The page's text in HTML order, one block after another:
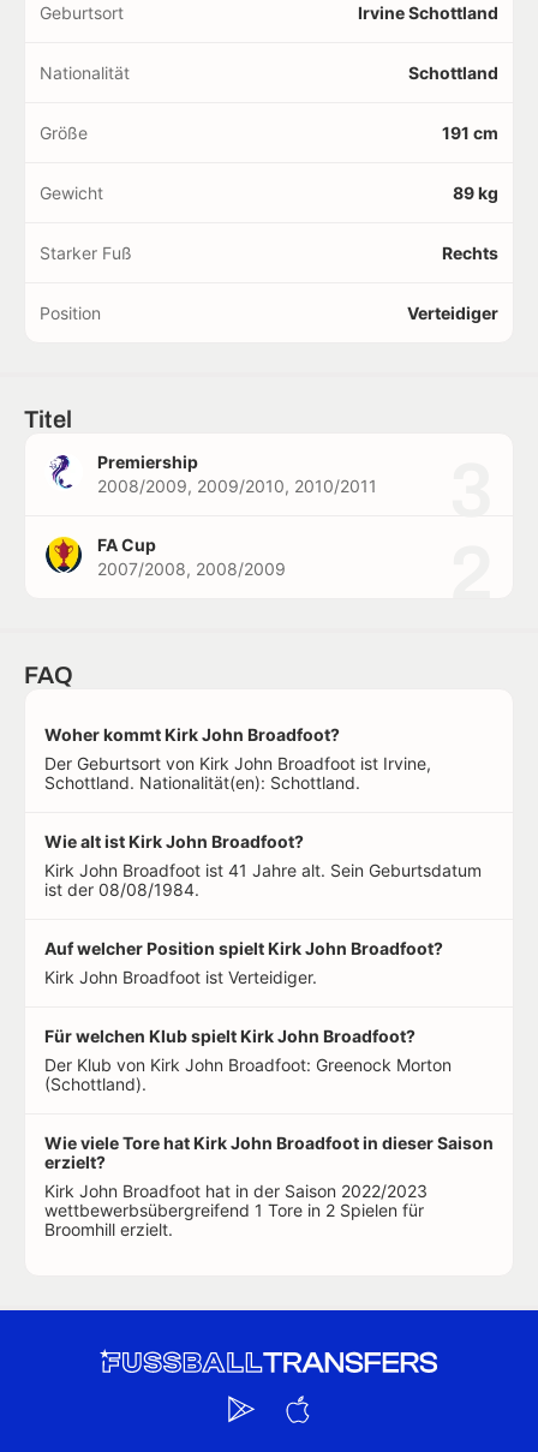
Geburtsort Irvine Schottland
Nationalität Schottland
Größe 191 cm
Gewicht 89 kg
Starker Fuß Rechts
Position Verteidiger
Titel
Premiership
2008/2009, 2009/2010, 2010/2011
FA Cup
2007/2008, 2008/2009
FAQ
Woher kommt Kirk John Broadfoot?
Der Geburtsort von Kirk John Broadfoot ist Irvine,
Schottland. Nationalität(en): Schottland.
Wie alt ist Kirk John Broadfoot?
Kirk John Broadfoot ist 41 Jahre alt. Sein Geburtsdatum
ist der 08/08/1984.
Auf welcher Position spielt Kirk John Broadfoot?
Kirk John Broadfoot ist Verteidiger.
Für welchen Klub spielt Kirk John Broadfoot?
Der Klub von Kirk John Broadfoot: Greenock Morton
(Schottland).
Wie viele Tore hat Kirk John Broadfoot in dieser Saison
erzielt?
Kirk John Broadfoot hat in der Saison 2022/2023
wettbewerbsübergreifend 1 Tore in 2 Spielen für
Broomhill erzielt.